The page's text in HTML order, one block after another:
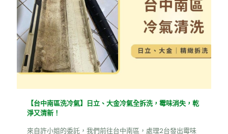
【台中南區洗冷氣】日立、大金冷氣全拆洗，霉味消失，乾
淨又清新！
來自許小姐的委託，我們前往台中南區，處理2台發出霉味